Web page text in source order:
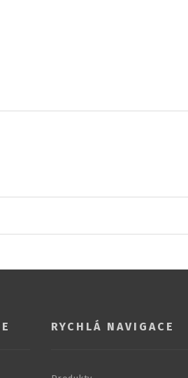
RYCHLÁ NAVIGACE